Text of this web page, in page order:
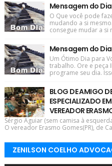
Mensagem do
O Que você pode
mudando a si
consegue mudar a si
Mensagem do Dia
Um Ótimo Dia para
trabalho. Ore e peça
programe seu dia.
BLOG DE AMIGO
ESPECIALIZADO
VEREADOR
Sérgio Aguiar (sem camisa à
O vereador Erasmo Gomes(PR), de
ZENILSON COELHO